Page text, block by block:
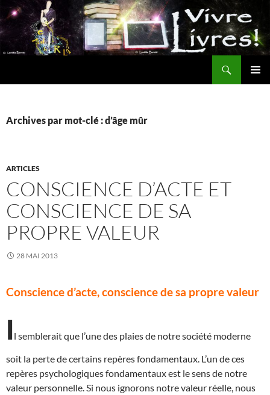
Aller
au
contenu
Archives par mot-clé : d’âge mûr
ARTICLES
CONSCIENCE D’ACTE ET
CONSCIENCE DE SA
PROPRE VALEUR
28 MAI 2013
Conscience d’acte, conscience de sa propre valeur
Il semblerait que l’une des plaies de notre société moderne
soit la perte de certains repères fondamentaux. L’un de ces
repères psychologiques fondamentaux est le sens de notre
valeur personnelle. Si nous ignorons notre valeur réelle, nous